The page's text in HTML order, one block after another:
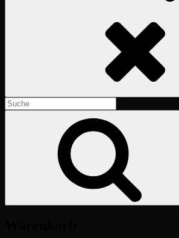
Suchen
nach: